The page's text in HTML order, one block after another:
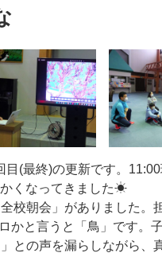
(最終)の更新です。
くなってきました☀
校朝会」がありました。
かと言うと「鳥」です。
との声を漏らしながら、